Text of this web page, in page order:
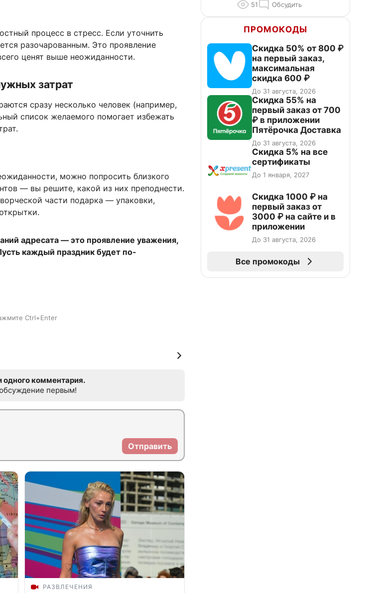
процесс в стресс. Если уточнить
разочарованным. Это проявление
ценят выше неожиданности.
затрат
сразу несколько человек (например,
список желаемого помогает избежать
можно попросить близкого
— вы решите, какой из них преподнести.
части подарка — упаковки,
адресата — это проявление уважения,
каждый праздник будет по-
Ctrl+Enter
одного комментария.
первым!
Отправить
РАЗВЛЕЧЕНИЯ
51 Обсудить
ПРОМОКОДЫ
Скидка 50% от 800 ₽
на первый заказ,
максимальная
скидка 600 ₽
До 31 августа, 2026
Скидка 55% на
первый заказ от 700
₽ в приложении
Пятёрочка Доставка
До 31 августа, 2026
Скидка 5% на все
сертификаты
До 1 января, 2027
Скидка 1000 ₽ на
первый заказ от
3000 ₽ на сайте и в
приложении
До 31 августа, 2026
Все промокоды